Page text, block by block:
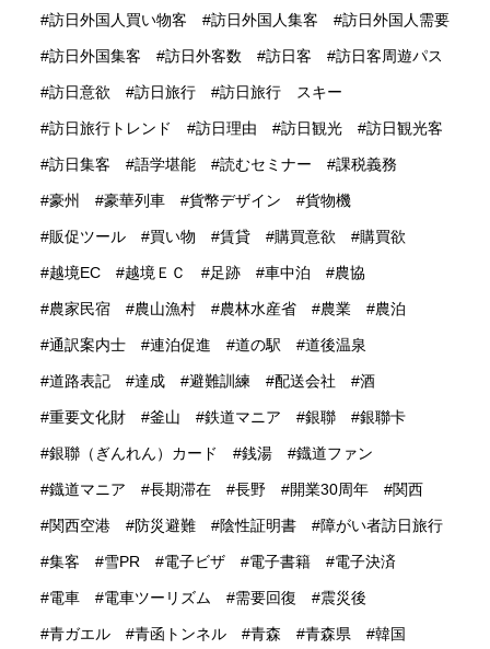
訪日外国人買い物客 訪日外国人集客 訪日外国人需要
訪日外国集客 訪日外客数 訪日客 訪日客周遊パス
訪日意欲 訪日旅行 訪日旅行 スキー
訪日旅行トレンド 訪日理由 訪日観光 訪日観光客
訪日集客 語学堪能 読むセミナー 課税義務
豪州 豪華列車 貨幣デザイン 貨物機
販促ツール 買い物 賃貸 購買意欲 購買欲
越境EC 越境ＥＣ 足跡 車中泊 農協
農家民宿 農山漁村 農林水産省 農業 農泊
通訳案内士 連泊促進 道の駅 道後温泉
道路表記 達成 避難訓練 配送会社 酒
重要文化財 釜山 鉄道マニア 銀聯 銀聯卡
銀聯（ぎんれん）カード 銭湯 鐡道ファン
鐡道マニア 長期滞在 長野 開業30周年 関西
関西空港 防災避難 陰性証明書 障がい者訪日旅行
集客 雪PR 電子ビザ 電子書籍 電子決済
電車 電車ツーリズム 需要回復 震災後
青ガエル 青函トンネル 青森 青森県 韓国